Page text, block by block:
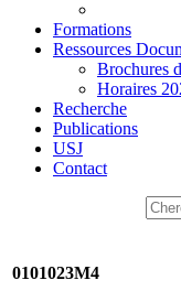
Formations
Ressources
Brochures
Horaires
Recherche
Publications
USJ
Contact
0101023M4